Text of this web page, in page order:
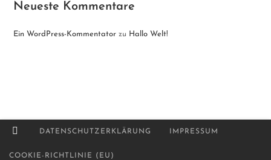
Neueste Kommentare
Ein WordPress-Kommentator zu Hallo Welt!
DATENSCHUTZERKLÄRUNG IMPRESSUM
COOKIE-RICHTLINIE (EU)